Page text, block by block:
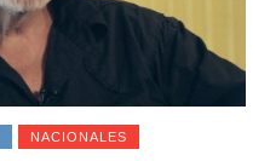
NACIONALES